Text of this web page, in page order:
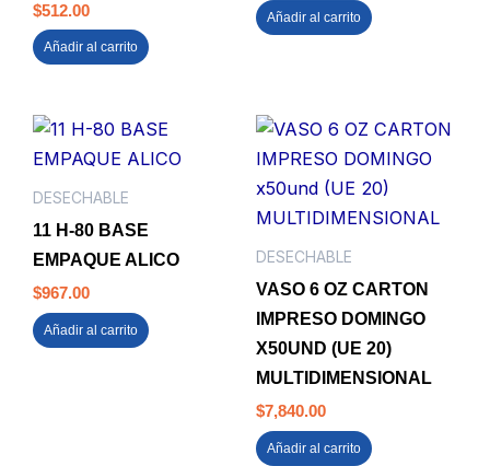
$512.00
Añadir al carrito
Añadir al carrito
DESECHABLE
11 H-80 BASE
EMPAQUE ALICO
$967.00
Añadir al carrito
DESECHABLE
VASO 6 OZ CARTON
IMPRESO DOMINGO
X50UND (UE 20)
MULTIDIMENSIONAL
$7,840.00
Añadir al carrito